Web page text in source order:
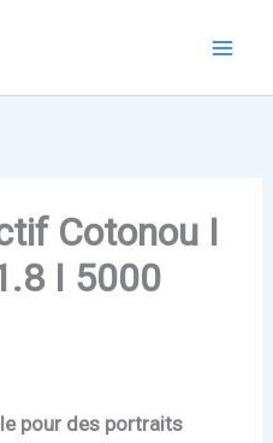
Cotonou I
I 5000
pour des portraits